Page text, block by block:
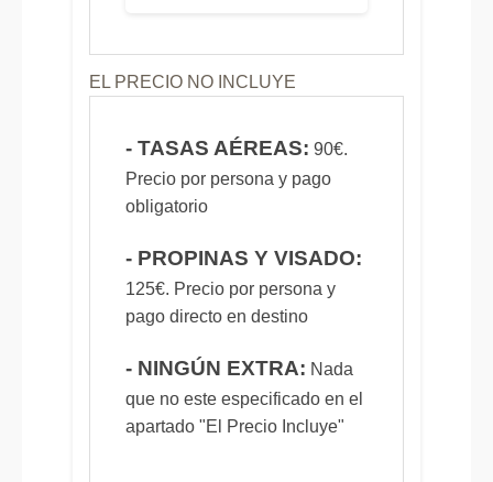
EL PRECIO NO INCLUYE
- TASAS AÉREAS: 90€.
Precio por persona y pago
obligatorio
- PROPINAS Y VISADO:
125€. Precio por persona y
pago directo en destino
- NINGÚN EXTRA: Nada
que no este especificado en el
apartado "El Precio Incluye"